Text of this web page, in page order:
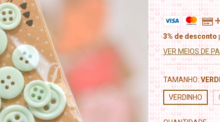
3% de desconto
VER MEIOS DE
TAMANHO:
VERDINHO